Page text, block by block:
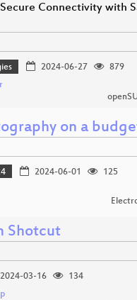
Connectivity with
2024-06-27
879
on a
2024-06-01
125
Shotcut
2024-03-16
134